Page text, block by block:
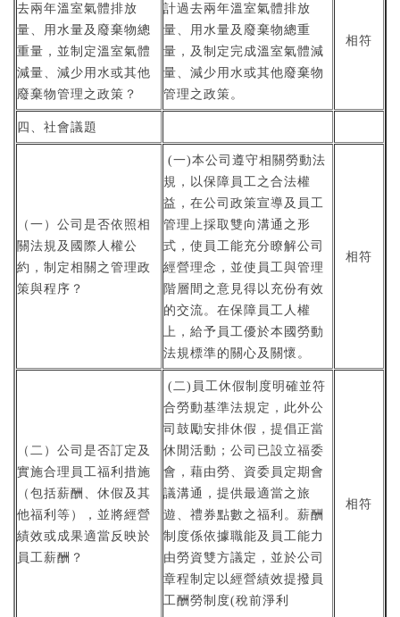
去兩年溫室氣體排放
量、用水量及廢棄物總
重量，並制定溫室氣體
減量、減少用水或其他
廢棄物管理之政策？
計過去兩年溫室氣體排放
量、用水量及廢棄物總重
量，及制定完成溫室氣體減
量、減少用水或其他廢棄物
管理之政策。
相符
四、社會議題
（一）公司是否依照相
關法規及國際人權公
約，制定相關之管理政
策與程序？
(一)本公司遵守相關勞動法
規，以保障員工之合法權
益，在公司政策宣導及員工
管理上採取雙向溝通之形
式，使員工能充分瞭解公司
經營理念，並使員工與管理
階層間之意見得以充份有效
的交流。在保障員工人權
上，給予員工優於本國勞動
法規標準的關心及關懷。
相符
（二）公司是否訂定及
實施合理員工福利措施
（包括薪酬、休假及其
他福利等），並將經營
績效或成果適當反映於
員工薪酬？
(二)員工休假制度明確並符
合勞動基準法規定，此外公
司鼓勵安排休假，提倡正當
休閒活動；公司已設立福委
會，藉由勞、資委員定期會
議溝通，提供最適當之旅
遊、禮券點數之福利。薪酬
制度係依據職能及員工能力
由勞資雙方議定，並於公司
章程制定以經營績效提撥員
工酬勞制度(稅前淨利
相符